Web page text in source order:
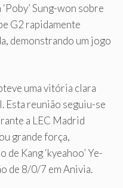
Sung-won sobre
G2 rapidamente
demonstrando um jogo
uma vitória clara
Esta reunião seguiu-se
a LEC Madrid
grande força,
Kang ‘kyeahoo’ Ye-
de 8/0/7 em Anivia.